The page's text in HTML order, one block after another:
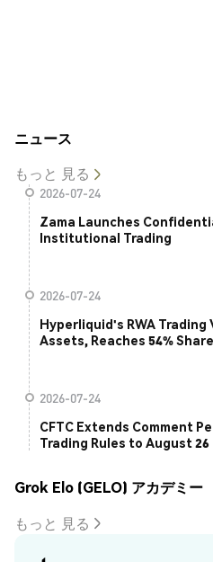
ニュース
もっと 見る
2026-07-24
Zama Launches
Institutional Trading
2026-07-24
Hyperliquid's RWA
Assets, Reaches 54% Share
2026-07-24
CFTC Extends Comment
Trading Rules to August 26
Grok Elo (GELO) アカデミー
もっと 見る